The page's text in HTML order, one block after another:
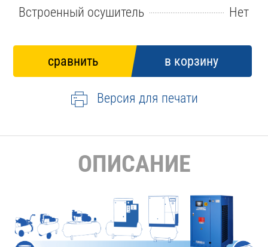
Встроенный осушитель
Нет
Версия для печати
ОПИСАНИЕ